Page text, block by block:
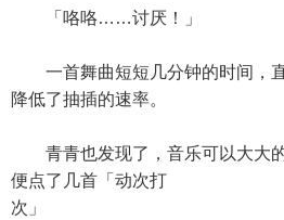
「咯咯……讨厌！」
一首舞曲短短几分钟的时间，
降低了抽插的速率。
青青也发现了，音乐可以大大
便点了几首「动次打
次」